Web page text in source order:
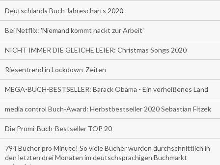
Deutschlands Buch Jahrescharts 2020
Bei Netflix: 'Niemand kommt nackt zur Arbeit'
NICHT IMMER DIE GLEICHE LEIER: Christmas Songs 2020
Riesentrend in Lockdown-Zeiten
MEGA-BUCH-BESTSELLER: Barack Obama - Ein verheißenes Land
media control Buch-Award: Herbstbestseller 2020 Sebastian Fitzek
Die Promi-Buch-Bestseller TOP 20
794 Bücher pro Minute! So viele Bücher wurden durchschnittlich in
den letzten drei Monaten im deutschsprachigen Buchmarkt